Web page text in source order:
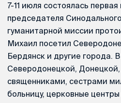
7-11 июля состоялась
председателя
гуманитарной миссии
Михаил посетил
Бердянск и другие города.
Северодонецкой,
священниками, сестрами
больницу, церковные